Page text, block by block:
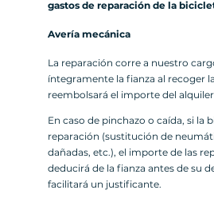
gastos de reparación de la
Avería mecánica
La reparación corre a nuestro
íntegramente la fianza al recoger
reembolsará el importe del
En caso de pinchazo o caída, si la
reparación (sustitución de
dañadas, etc.), el importe de las
deducirá de la fianza antes de su
facilitará un justificante.